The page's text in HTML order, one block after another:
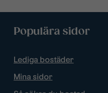
Populära sidor
Lediga bostäder
Mina sidor